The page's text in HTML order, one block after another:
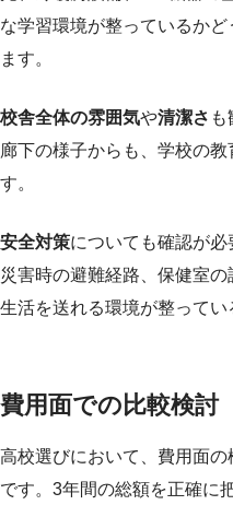
な学習環境が整っているか
ます。
校舎全体の雰囲気や清潔さ
廊下の様子からも、学校の
す。
安全対策についても確認が必
災害時の避難経路、保健室
生活を送れる環境が整ってい
費用面での比較検討
高校選びにおいて、費用面
です。3年間の総額を正確に